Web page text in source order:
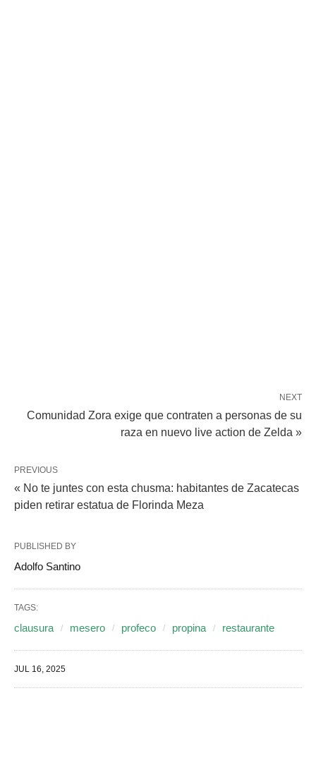
NEXT
Comunidad Zora exige que contraten a personas de su
raza en nuevo live action de Zelda »
PREVIOUS
« No te juntes con esta chusma: habitantes de Zacatecas
piden retirar estatua de Florinda Meza
PUBLISHED BY
Adolfo Santino
TAGS:
clausura mesero profeco propina restaurante
JUL 16, 2025